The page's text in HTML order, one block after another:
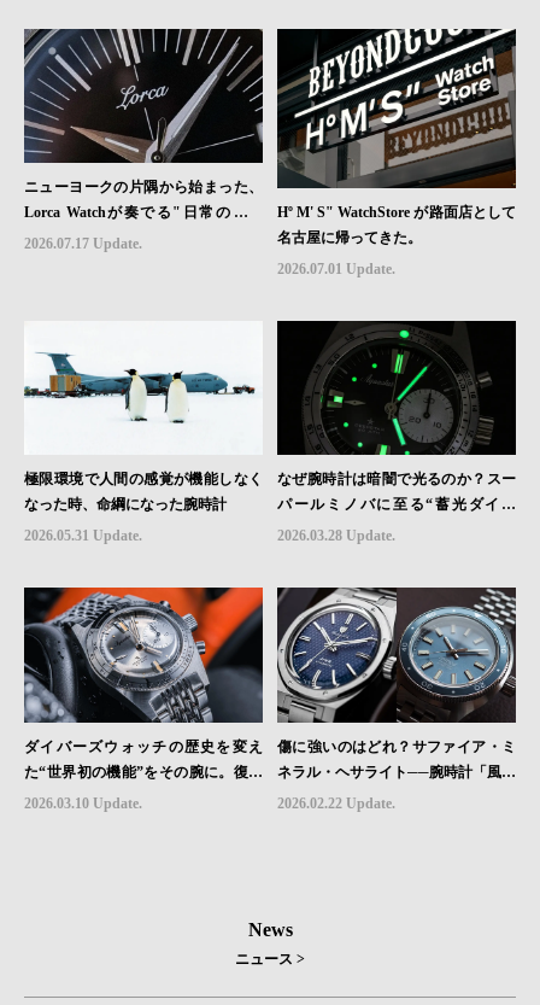
ニューヨークの片隅から始まった、
Lorca Watchが奏でる"日常のロマ
ン"｜Brand Picks #08
2026.07.17 Update.
Hº M' S" WatchStore が路面店として
名古屋に帰ってきた。
2026.07.01 Update.
極限環境で人間の感覚が機能しなく
なった時、命綱になった腕時計
2026.05.31 Update.
なぜ腕時計は暗闇で光るのか？スー
パールミノバに至る“蓄光ダイヤ
ル”の進化と物語
2026.03.28 Update.
ダイバーズウォッチの歴史を変え
た“世界初の機能”をその腕に。復活
を遂げたAquastarの革新｜HMS Bra
2026.03.10 Update.
傷に強いのはどれ？サファイア・ミ
ネラル・ヘサライト──腕時計「風防
素材」の本当の違い
2026.02.22 Update.
News
ニュース >